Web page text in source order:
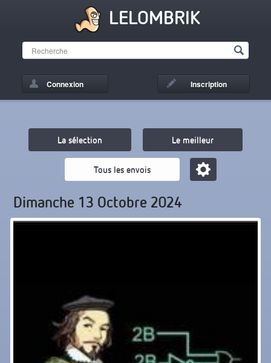
LELOMBRIK
Connexion Inscription
La sélection Le meilleur
Tous les envois
Dimanche 13 Octobre 2024